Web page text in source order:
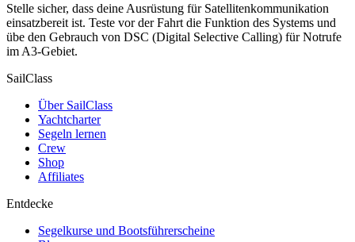
Stelle sicher, dass deine Ausrüstung für Satellitenkommunikation
einsatzbereit ist. Teste vor der Fahrt die Funktion des Systems und
übe den Gebrauch von DSC (Digital Selective Calling) für Notrufe
im A3-Gebiet.
SailClass
Über SailClass
Yachtcharter
Segeln lernen
Crew
Shop
Affiliates
Entdecke
Segelkurse und Bootsführerscheine